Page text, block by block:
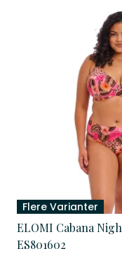
Flere Varianter
ELOMI Cabana
ES801602